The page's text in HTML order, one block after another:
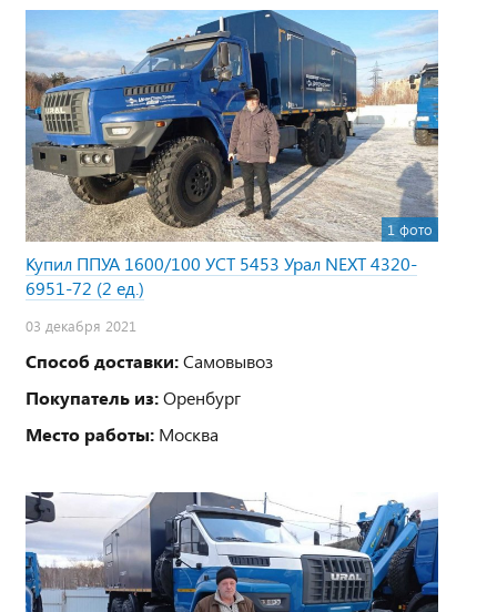
1 фото
Купил ППУА 1600/100 УСТ 5453 Урал NEXT 4320-
6951-72 (2 ед.)
03 декабря 2021
Способ доставки:Самовывоз
Покупатель из:Оренбург
Место работы: Москва